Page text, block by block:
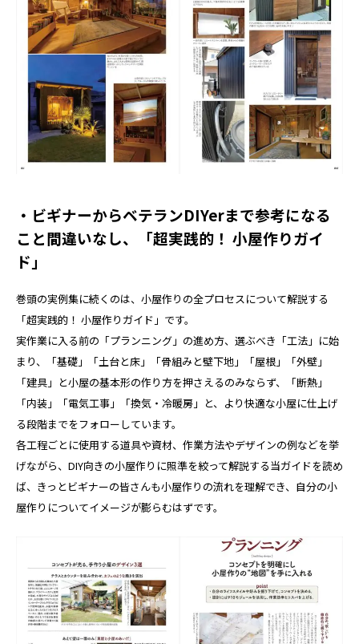
・ビギナーからベテランDIYerまで参考になる
こと間違いなし、「超実践的！ 小屋作りガイ
ド」
巻頭の実例集に続くのは、小屋作りの全プロセスについて解説する
「超実践的！ 小屋作りガイド」です。
実作業に入る前の「プランニング」の進め方、選ぶべき「工法」に始
まり、「基礎」「土台と床」「骨組みと壁下地」「屋根」「外壁」
「建具」と小屋の基本形の作り方を押さえるのみならず、「断熱」
「内装」「電気工事」「換気・冷暖房」と、より快適な小屋に仕上げ
る段階までをフォローしています。
各工程ごとに使用する道具や資材、作業方法やデザインの例などを挙
げながら、DIY向きの小屋作りに照準を絞って解説する当ガイドを読め
ば、きっとビギナーの皆さんも小屋作りの流れを理解でき、自分の小
屋作りについてイメージが膨らむはずです。